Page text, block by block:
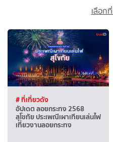
เลือก
# ที่เที่ยวดัง
อัปเดต ลอยกระทง 2568
สุโขทัย ประเพณีเผาเทียนเล่นไฟ
เที่ยวงานลอยกระทง